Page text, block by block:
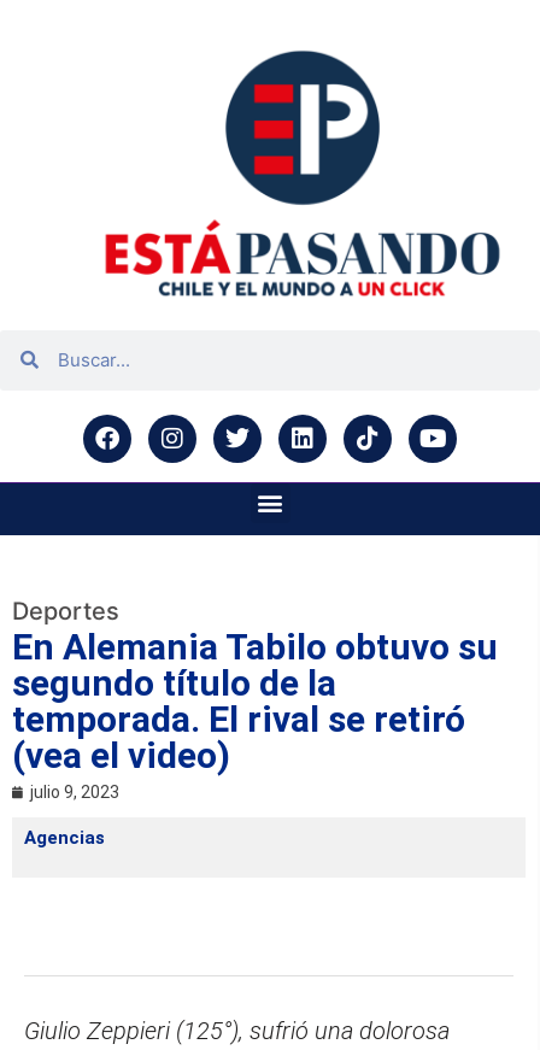
Deportes
En Alemania Tabilo obtuvo su
segundo título de la
temporada. El rival se retiró
(vea el video)
julio 9, 2023
Agencias
Giulio Zeppieri (125°), sufrió una dolorosa